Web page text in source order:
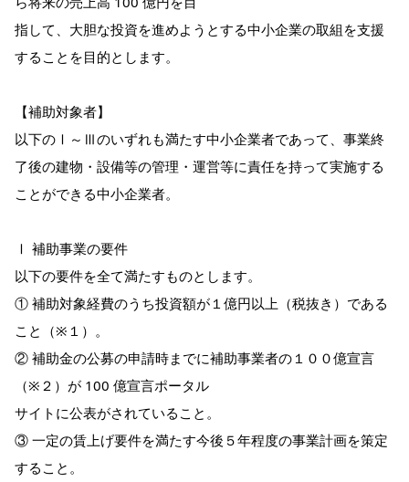
指して、大胆な投資を進めようとする中小企業の取組を支援
することを目的とします。
【補助対象者】
以下のⅠ～Ⅲのいずれも満たす中小企業者であって、事業終
了後の建物・設備等の管理・運営等に責任を持って実施する
ことができる中小企業者。
Ⅰ 補助事業の要件
以下の要件を全て満たすものとします。
① 補助対象経費のうち投資額が１億円以上（税抜き）である
こと（※１）。
② 補助金の公募の申請時までに補助事業者の１００億宣言
（※２）が 100 億宣言ポータル
サイトに公表がされていること。
③ 一定の賃上げ要件を満たす今後５年程度の事業計画を策定
すること。